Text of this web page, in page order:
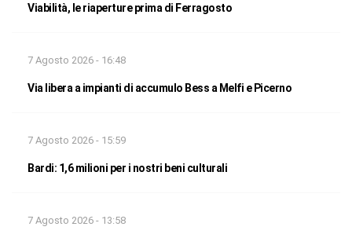
Viabilità, le riaperture prima di Ferragosto
7 Agosto 2026 - 16:48
Via libera a impianti di accumulo Bess a Melfi e Picerno
7 Agosto 2026 - 15:59
Bardi: 1,6 milioni per i nostri beni culturali
7 Agosto 2026 - 13:58